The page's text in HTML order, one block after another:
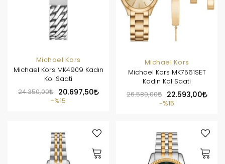
Michael Kors
Michael Kors MK4909 Kadın
Kol Saati
24.350,00
20.697,50
%15
Michael Kors
Michael Kors MK7561SET
Kadın Kol Saati
26.580,00
22.593,00
%15